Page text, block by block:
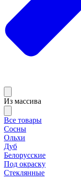
Из массива
Все товары
Сосны
Ольхи
Дуб
Белорусские
Под окраску
Стеклянные